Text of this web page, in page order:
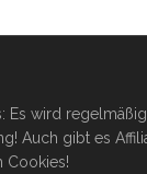
wird
Auch gibt es
Cookies!